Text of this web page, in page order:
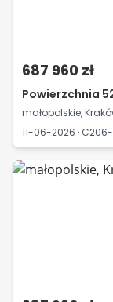
687 960 zł
Powierzchnia
małopolskie,
11-06-2026 ·